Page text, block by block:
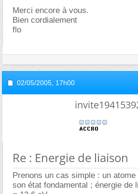
Merci encore à vous.
Bien cordialement
flo
02/05/2005, 17h00
Re : Energie de liaison
Prenons un cas simple : un atome
son état fondamental ; énergie de